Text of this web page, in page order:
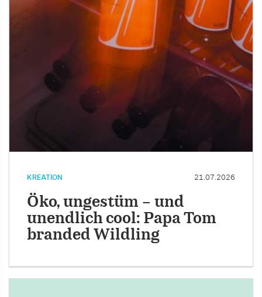
KREATION 21.07.2026
Öko, ungestüm – und
unendlich cool: Papa Tom
branded Wildling